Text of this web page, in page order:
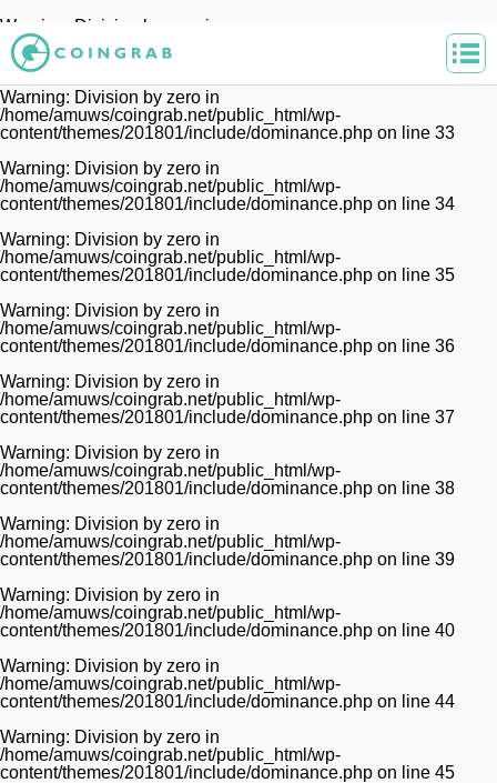
Warning
: Division by zero in
/home/amuws/coingrab.net/public_html/wp-
content/themes/201801/include/dominance.php
32
Warning: Division by zero in
/home/amuws/coingrab.net/public_html/wp-
content/themes/201801/include/dominance.php on line 33
Warning: Division by zero in
/home/amuws/coingrab.net/public_html/wp-
content/themes/201801/include/dominance.php on line 34
Warning: Division by zero in
/home/amuws/coingrab.net/public_html/wp-
content/themes/201801/include/dominance.php on line 35
Warning: Division by zero in
/home/amuws/coingrab.net/public_html/wp-
content/themes/201801/include/dominance.php on line 36
Warning: Division by zero in
/home/amuws/coingrab.net/public_html/wp-
content/themes/201801/include/dominance.php on line 37
Warning: Division by zero in
/home/amuws/coingrab.net/public_html/wp-
content/themes/201801/include/dominance.php on line 38
Warning: Division by zero in
/home/amuws/coingrab.net/public_html/wp-
content/themes/201801/include/dominance.php on line 39
Warning: Division by zero in
/home/amuws/coingrab.net/public_html/wp-
content/themes/201801/include/dominance.php on line 40
Warning: Division by zero in
/home/amuws/coingrab.net/public_html/wp-
content/themes/201801/include/dominance.php on line 44
Warning: Division by zero in
/home/amuws/coingrab.net/public_html/wp-
content/themes/201801/include/dominance.php on line 45